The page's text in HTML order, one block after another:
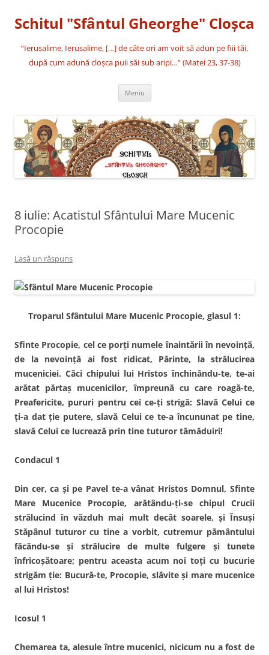
conținut
Schitul "Sfântul Gheorghe" Cloşca
“Ierusalime, Ierusalime, […] de câte ori am voit să adun pe fiii tăi,
după cum adună cloşca puii săi sub aripi…” (Matei 23, 37-38)
Meniu
8 iulie: Acatistul Sfântului Mare Mucenic
Procopie
Lasă un răspuns
Troparul Sfântului Mare Mucenic Procopie, glasul 1:
Sfinte Procopie, cel ce porţi numele înaintării în nevoinţă,
de la nevoinţă ai fost ridicat, Părinte, la strălucirea
muceniciei. Căci chipului lui Hristos închinându-te, te-ai
arătat părtaş mucenicilor, împreună cu care roagă-te,
Preafericite, pururi pentru cei ce-ţi strigă: Slavă Celui ce
ţi-a dat ţie putere, slavă Celui ce te-a încununat pe tine,
slavă Celui ce lucrează prin tine tuturor tămăduiri!
Condacul 1
Din cer, ca şi pe Pavel te-a vânat Hristos Domnul, Sfinte
Mare Mucenice Procopie, arătându-ţi-se chipul Crucii
strălucind în văzduh mai mult decât soarele, şi Însuşi
Stăpânul tuturor cu tine a vorbit, cutremur pământului
făcându-se şi strălucire de multe fulgere şi tunete
înfricoşătoare; pentru aceasta acum noi toţi cu bucurie
strigăm ţie: Bucură-te, Procopie, slăvite şi mare mucenice
al lui Hristos!
Icosul 1
Chemarea ta, alesule între mucenici, nicicum nu a fost de